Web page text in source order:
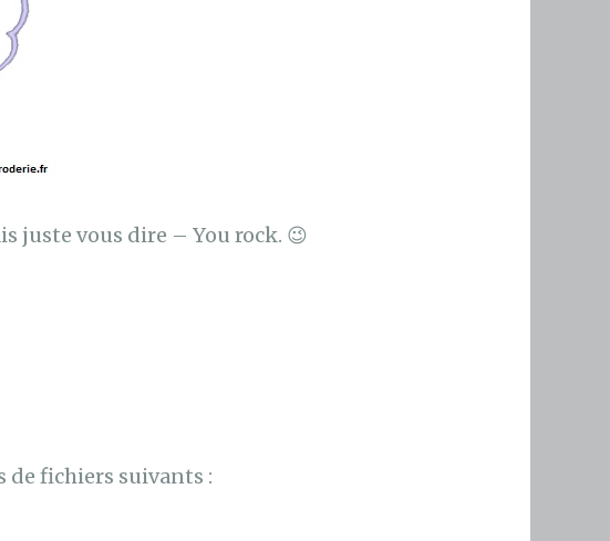
juste vous dire – You rock. 😉
fichiers suivants :